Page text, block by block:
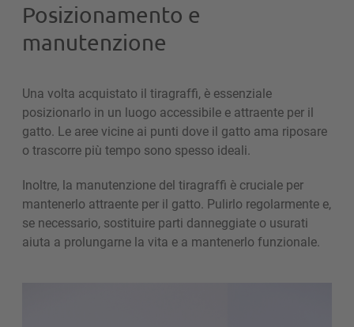
Posizionamento e
manutenzione
Una volta acquistato il tiragraffi, è essenziale
posizionarlo in un luogo accessibile e attraente per il
gatto. Le aree vicine ai punti dove il gatto ama riposare
o trascorre più tempo sono spesso ideali.
Inoltre, la manutenzione del tiragraffi è cruciale per
mantenerlo attraente per il gatto. Pulirlo regolarmente e,
se necessario, sostituire parti danneggiate o usurati
aiuta a prolungarne la vita e a mantenerlo funzionale.